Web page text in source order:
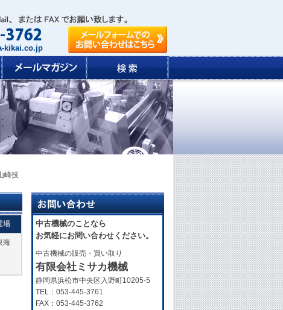
kikai.co.jp
崎技
場
海
中古機械のことなら
お気軽にお問い合わせください。
中古機械の販売・買い取り
有限会社ミサカ機械
静岡県浜松市中央区入野町10205-5
TEL：053-445-3761
FAX：053-445-3762